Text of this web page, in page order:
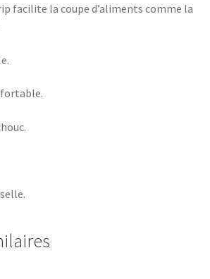
facilite la coupe d’aliments comme la